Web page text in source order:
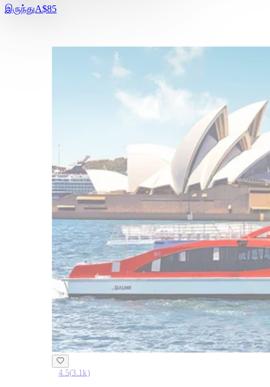
இருந்துA$85
4.5(3.1k)